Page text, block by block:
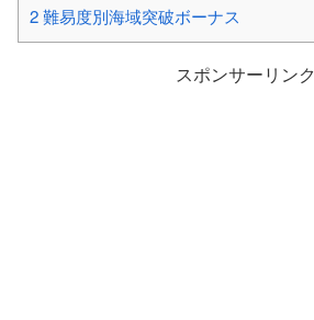
2難易度別海域突破ボーナス
スポンサーリンク